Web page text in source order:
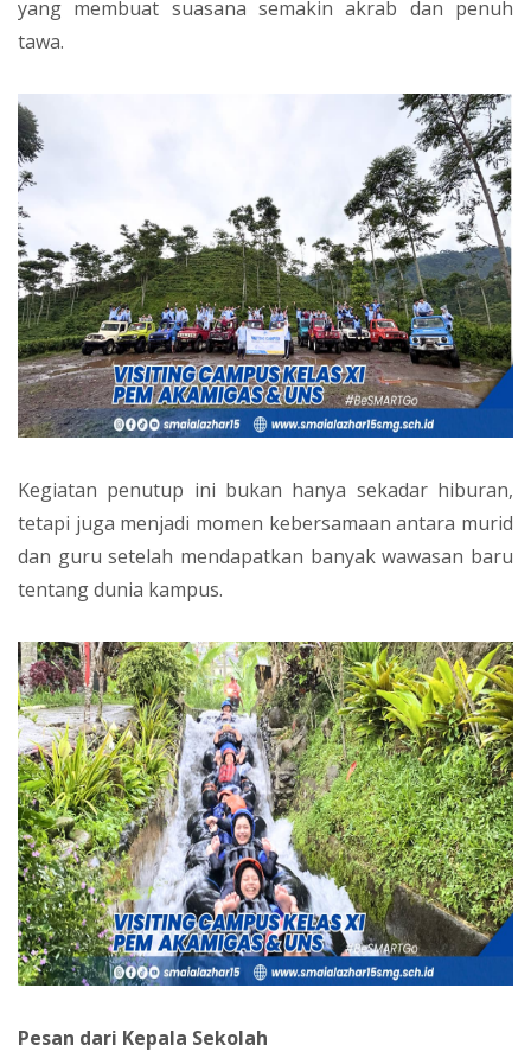
yang membuat suasana semakin akrab dan penuh
tawa.
Kegiatan penutup ini bukan hanya sekadar hiburan,
tetapi juga menjadi momen kebersamaan antara murid
dan guru setelah mendapatkan banyak wawasan baru
tentang dunia kampus.
Pesan dari Kepala Sekolah